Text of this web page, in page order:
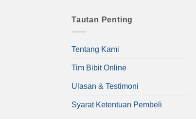
Tautan Penting
Tentang Kami
Tim Bibit Online
Ulasan & Testimoni
Syarat Ketentuan Pembeli